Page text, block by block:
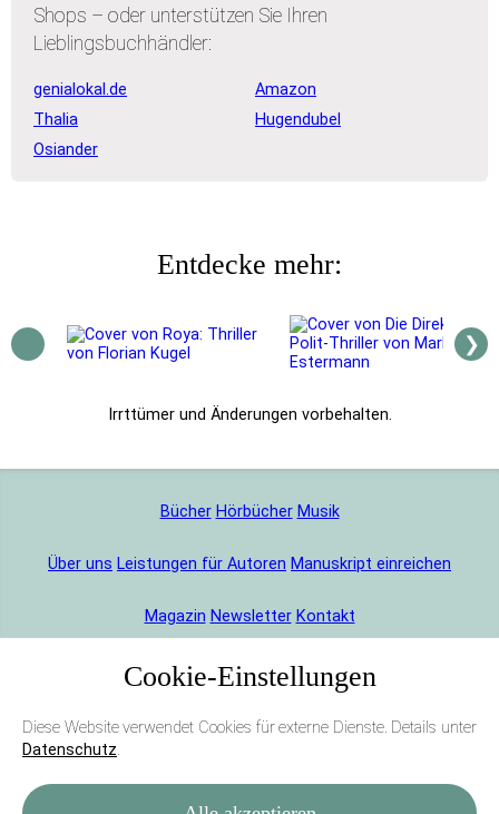
Shops – oder unterstützen Sie Ihren
Lieblingsbuchhändler:
genialokal.de
Amazon
Thalia
Hugendubel
Osiander
Entdecke mehr:
❯
Bücher Hörbücher Musik
Über uns Leistungen für Autoren Manuskript einreichen
Magazin Newsletter Kontakt
Ich kann Ihnen gar nicht sagen, wie dankbar ich
für alles bin, was Sie für mich und ›Roya‹ getan
haben.
Cookie-Einstellungen
Diese Website verwendet Cookies für externe Dienste. Details unter
Datenschutz.